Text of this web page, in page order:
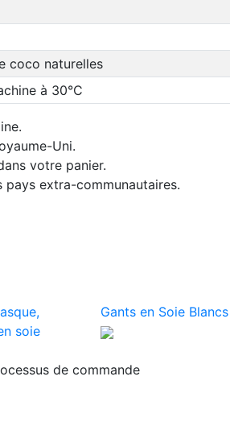
coco naturelles
à 30°C
Uni.
votre panier.
pays extra-communautaires.
soie
Gants en Soie
de commande